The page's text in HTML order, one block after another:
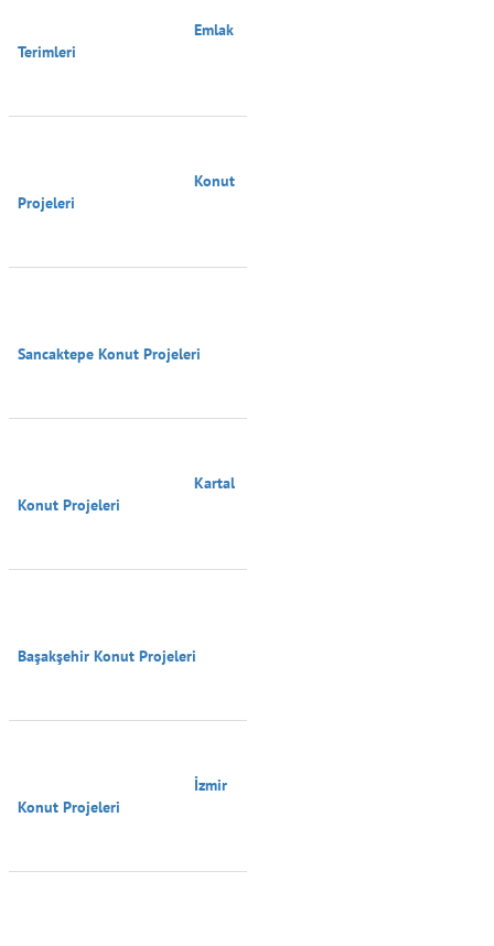
Terimleri
Projeleri
Sancaktepe Konut Projeleri
Konut Projeleri
Başakşehir Konut Projeleri
Konut Projeleri